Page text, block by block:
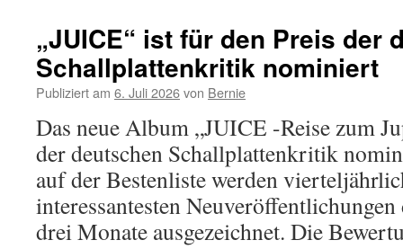
„JUICE“ ist für den Preis der
Schallplattenkritik nominiert
Publiziert am 6. Juli 2026von Bernie
Das neue Album „JUICE -Reise zum
der deutschen Schallplattenkritik
auf der Bestenliste werden
interessantesten Neuveröffentlichungen
drei Monate ausgezeichnet. Die